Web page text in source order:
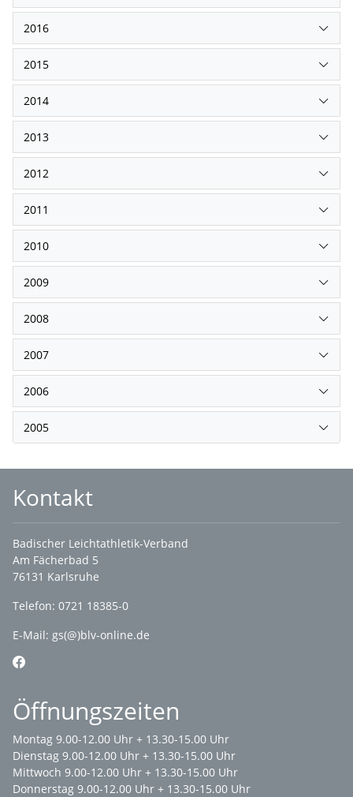
2016
2015
2014
2013
2012
2011
2010
2009
2008
2007
2006
2005
Kontakt
Badischer Leichtathletik-Verband
Am Fächerbad 5
76131 Karlsruhe
Telefon: 0721 18385-0
E-Mail: gs(@)blv-online.de
Öffnungszeiten
Montag 9.00-12.00 Uhr + 13.30-15.00 Uhr
Dienstag 9.00-12.00 Uhr + 13.30-15.00 Uhr
Mittwoch 9.00-12.00 Uhr + 13.30-15.00 Uhr
Donnerstag 9.00-12.00 Uhr + 13.30-15.00 Uhr